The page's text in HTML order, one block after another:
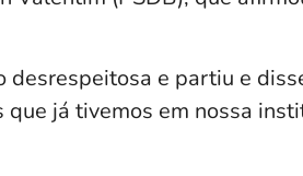
desrespeitosa e partiu e
já tivemos em nossa